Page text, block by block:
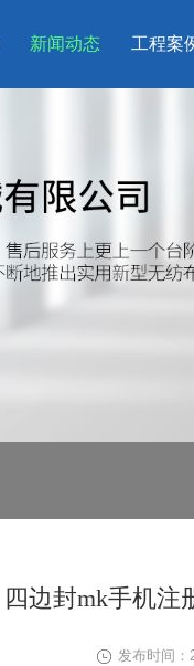
新闻动态 工程案
四边封mk手机注
发布时间：